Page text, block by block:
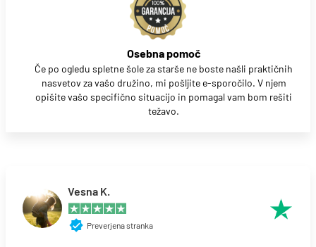
Osebna pomoč
Če po ogledu spletne šole za starše ne boste našli praktičnih
nasvetov za vašo družino, mi pošljite e-sporočilo. V njem
opišite vašo specifično situacijo in pomagal vam bom rešiti
težavo.
Vesna K.
Preverjena stranka